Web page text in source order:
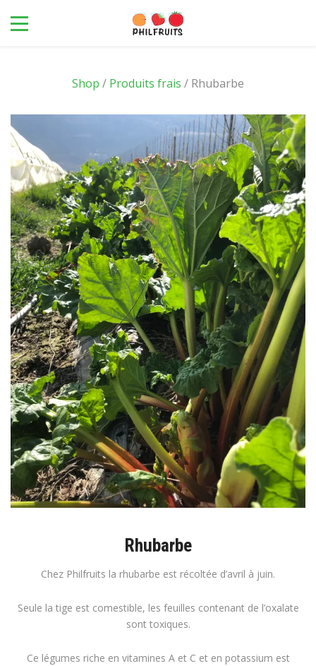
Shop / Produits frais / Rhubarbe
Rhubarbe
Chez Philfruits la rhubarbe est récoltée d’avril à juin.
Seule la tige est comestible, les feuilles contenant de l’oxalate
sont toxiques.
Ce légumes riche en vitamines A et C et en potassium est